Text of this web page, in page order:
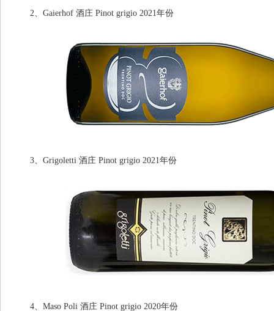
2、Gaierhof 酒庄 Pinot grigio 2021年份
3、Grigoletti 酒庄 Pinot grigio 2021年份
4、Maso Poli 酒庄 Pinot grigio 2020年份